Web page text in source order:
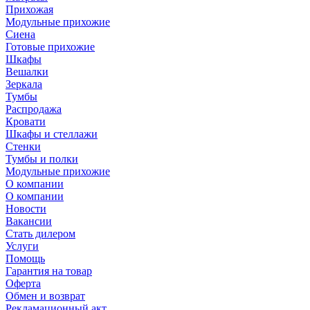
Прихожая
Модульные прихожие
Сиена
Готовые прихожие
Шкафы
Вешалки
Зеркала
Тумбы
Распродажа
Кровати
Шкафы и стеллажи
Стенки
Тумбы и полки
Модульные прихожие
О компании
О компании
Новости
Вакансии
Стать дилером
Услуги
Помощь
Гарантия на товар
Оферта
Обмен и возврат